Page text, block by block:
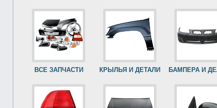
ВСЕ ЗАПЧАСТИ КРЫЛЬЯ И ДЕТАЛИ БАМПЕРА И